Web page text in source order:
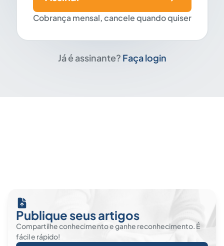
Cobrança mensal, cancele quando quiser
Já é assinante? Faça login
Publique seus artigos
Compartilhe conhecimento e ganhe reconhecimento. É
fácil e rápido!